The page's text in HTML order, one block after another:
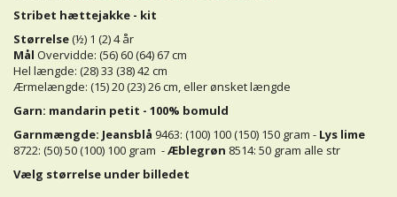
Stribet hættejakke - kit
Størrelse(½) 1 (2) 4 år
Mål Overvidde: (56) 60 (64) 67 cm
Hel længde: (28) 33 (38) 42 cm
Ærmelængde: (15) 20 (23) 26 cm, eller ønsket længde
Garn: mandarin petit - 100% bomuld
Garnmængde: Jeansblå 9463: (100) 100 (150) 150 gram - Lys lime
8722: (50) 50 (100) 100 gram -Æblegrøn 8514: 50 gram alle str
Vælg størrelse under billedet